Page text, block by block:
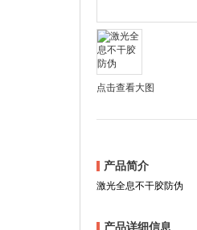
点击查看大图
产品简介
激光全息不干胶防伪
产品详细信息